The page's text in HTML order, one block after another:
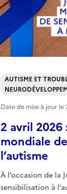
2 avril 2026
mondiale
l’autisme
À l’occasion de la
sensibilisation à
AUTISME ET
Date de mise à jour le